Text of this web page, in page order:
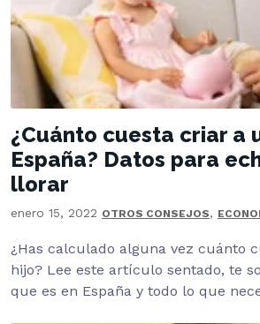
¿Cuánto cuesta criar a
España? Datos para
llorar
enero 15, 2022 OTROS CONSEJOS,
¿Has calculado alguna vez cuánto
hijo? Lee este artículo sentado, te
que es en España y todo lo que